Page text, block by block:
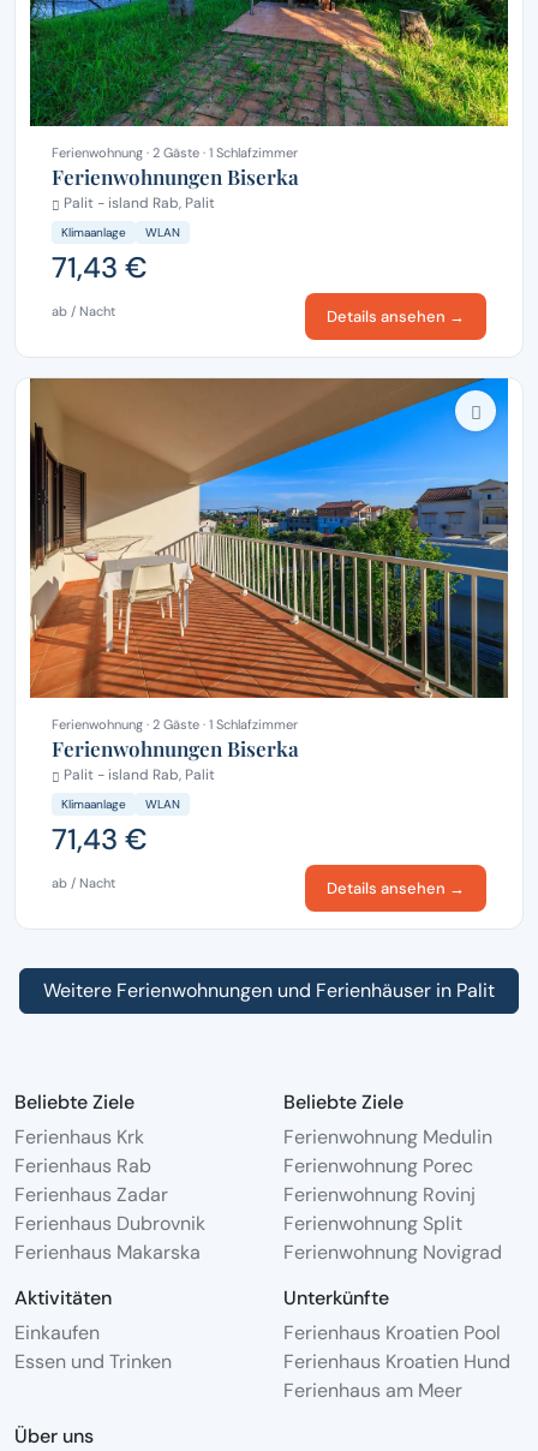
Ferienwohnung · 2 Gäste · 1 Schlafzimmer
Ferienwohnungen Biserka
Palit - island Rab, Palit
Klimaanlage WLAN
71,43 €
ab / Nacht Details ansehen →
Ferienwohnung · 2 Gäste · 1 Schlafzimmer
Ferienwohnungen Biserka
Palit - island Rab, Palit
Klimaanlage WLAN
71,43 €
ab / Nacht Details ansehen →
Weitere Ferienwohnungen und Ferienhäuser in Palit
Beliebte Ziele
Ferienhaus Krk
Ferienhaus Rab
Ferienhaus Zadar
Ferienhaus Dubrovnik
Ferienhaus Makarska
Beliebte Ziele
Ferienwohnung Medulin
Ferienwohnung Porec
Ferienwohnung Rovinj
Ferienwohnung Split
Ferienwohnung Novigrad
Aktivitäten
Einkaufen
Essen und Trinken
Unterkünfte
Ferienhaus Kroatien Pool
Ferienhaus Kroatien Hund
Ferienhaus am Meer
Über uns